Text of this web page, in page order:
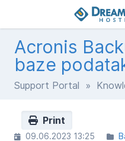
Acronis
baze
Support Portal »
Print
09.06.2023 13:25